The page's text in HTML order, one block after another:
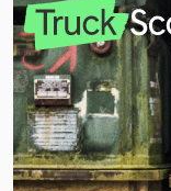
(kombinert): 12,8 l/
Euro 6,
2024, Utstyr:ABS,
elektronisk
immobilisersystem,
navigasjonssystem,
servostyring,